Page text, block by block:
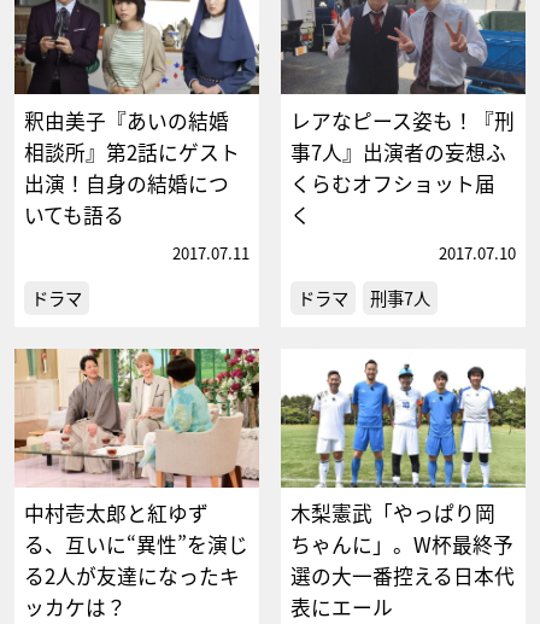
釈由美子『あいの結婚
相談所』第2話にゲスト
出演！自身の結婚につ
いても語る
2017.07.11
ドラマ
レアなピース姿も！『刑
事7人』出演者の妄想ふ
くらむオフショット届
く
2017.07.10
ドラマ 刑事7人
中村壱太郎と紅ゆず
る、互いに“異性”を演じ
る2人が友達になったキ
ッカケは？
木梨憲武「やっぱり岡
ちゃんに」。W杯最終予
選の大一番控える日本代
表にエール